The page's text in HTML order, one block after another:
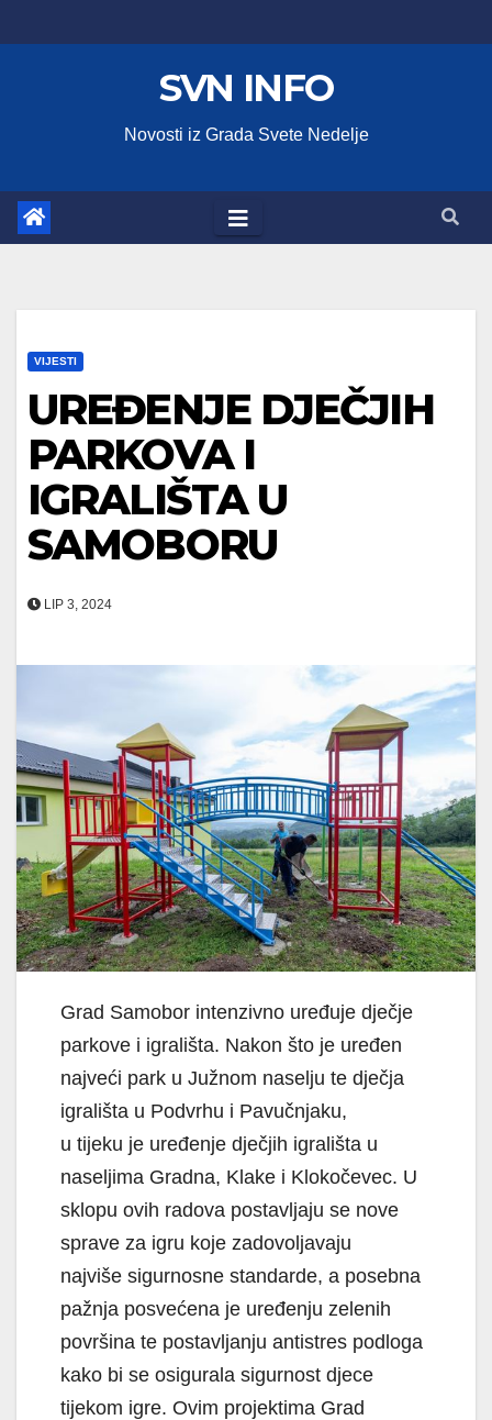
to
SVN INFO
Novosti iz Grada Svete Nedelje
VIJESTI
UREĐENJE DJEČJIH
PARKOVA I
IGRALIŠTA U
SAMOBORU
LIP 3, 2024
Grad Samobor intenzivno uređuje dječje
parkove i igrališta. Nakon što je uređen
najveći park u Južnom naselju te dječja
igrališta u Podvrhu i Pavučnjaku,
u tijeku je uređenje dječjih igrališta u
naseljima Gradna, Klake i Klokočevec. U
sklopu ovih radova postavljaju se nove
sprave za igru koje zadovoljavaju
najviše sigurnosne standarde, a posebna
pažnja posvećena je uređenju zelenih
površina te postavljanju antistres podloga
kako bi se osigurala sigurnost djece
tijekom igre. Ovim projektima Grad